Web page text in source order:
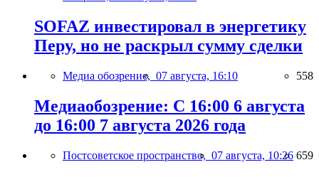
SOFAZ инвестировал в энергетику
Перу, но не раскрыл сумму сделки
Медиа обозрение, 07 августа, 16:10 558
Медиаобозрение: С 16:00 6 августа
до 16:00 7 августа 2026 года
Постсоветское пространство, 07 августа, 10:26 659